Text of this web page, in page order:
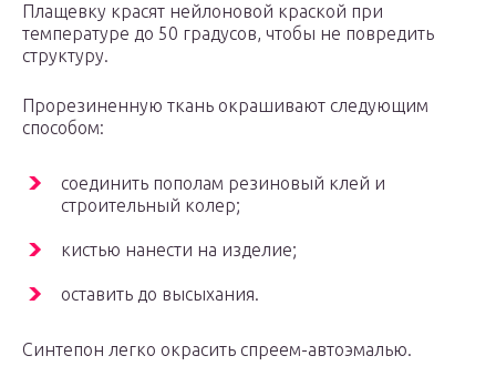
Плащевку красят нейлоновой краской при
температуре до 50 градусов, чтобы не повредить
структуру.
Прорезиненную ткань окрашивают следующим
способом:
соединить пополам резиновый клей и
строительный колер;
кистью нанести на изделие;
оставить до высыхания.
Синтепон легко окрасить спреем-автоэмалью.